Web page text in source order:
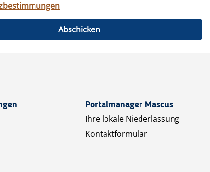
Abschicken
Portalmanager Mascus
Ihre lokale Niederlassung
Kontaktformular